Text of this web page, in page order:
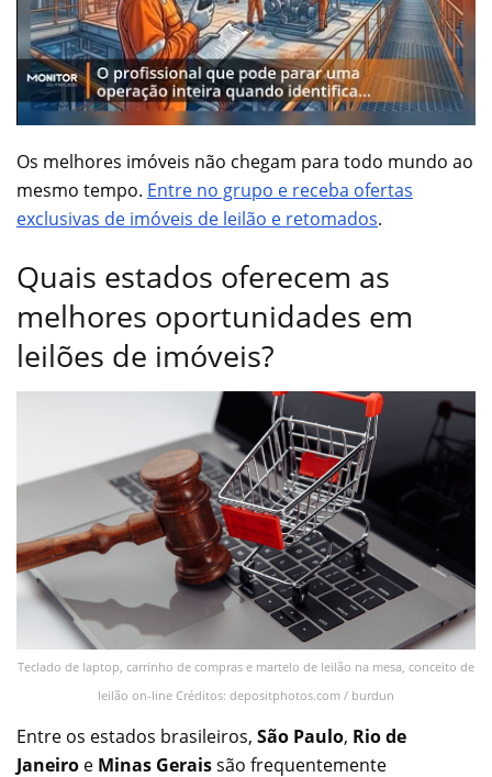
Os melhores imóveis não chegam para todo mundo ao
mesmo tempo. Entre no grupo e receba ofertas
exclusivas de imóveis de leilão e retomados.
Quais estados oferecem as
melhores oportunidades em
leilões de imóveis?
Teclado de laptop, carrinho de compras e martelo de leilão na mesa, conceito de
leilão on-line Créditos: depositphotos.com / burdun
Entre os estados brasileiros, São Paulo, Rio de
Janeiro e Minas Geraissão frequentemente